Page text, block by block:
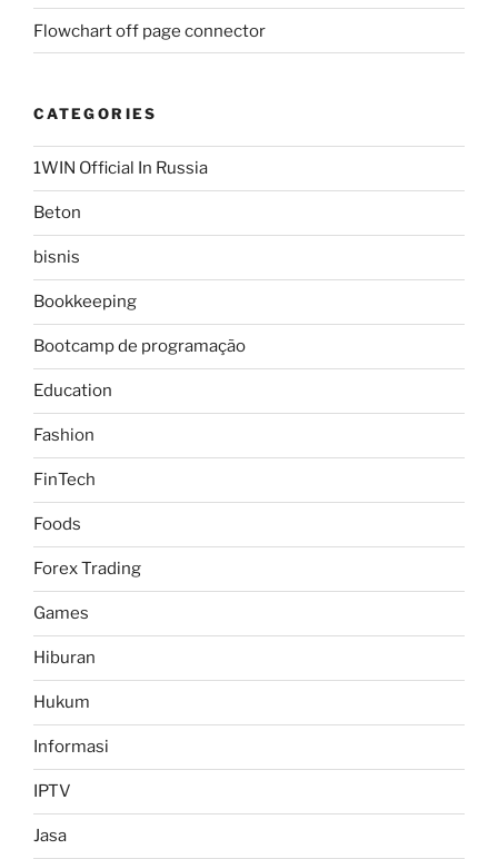
Flowchart off page connector
CATEGORIES
1WIN Official In Russia
Beton
bisnis
Bookkeeping
Bootcamp de programação
Education
Fashion
FinTech
Foods
Forex Trading
Games
Hiburan
Hukum
Informasi
IPTV
Jasa